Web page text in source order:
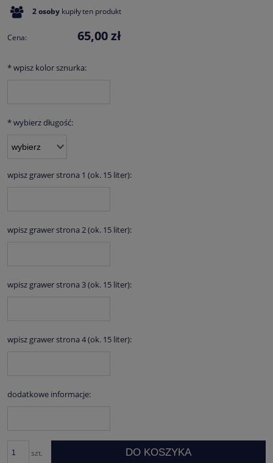
2osoby kupiłyten produkt
Cena: 65,00 zł
*wpisz kolor sznurka:
*wybierz długość:
wpisz grawer strona 1 (ok. 15 liter):
wpisz grawer strona 2 (ok. 15 liter):
wpisz grawer strona 3 (ok. 15 liter):
wpisz grawer strona 4 (ok. 15 liter):
dodatkowe informacje:
szt. DO KOSZYKA